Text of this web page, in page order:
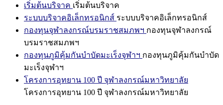
เริ่มต้นบริจาค เริ่มต้นบริจาค
ระบบบริจาคอิเล็กทรอนิกส์ ระบบบริจาคอิเล็กทรอนิกส์
กองทุนจุฬาลงกรณ์บรมราชสมภพฯ กองทุนจุฬาลงกรณ์
บรมราชสมภพฯ
กองทุนภูมิคุ้มกันบำบัดมะเร็งจุฬาฯ กองทุนภูมิคุ้มกันบำบัด
มะเร็งจุฬาฯ
โครงการอุทยาน 100 ปี จุฬาลงกรณ์มหาวิทยาลัย
โครงการอุทยาน 100 ปี จุฬาลงกรณ์มหาวิทยาลัย